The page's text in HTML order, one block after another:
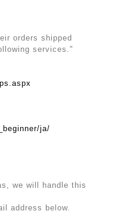
orders shipped
services."
ja/
we will handle this
address below.